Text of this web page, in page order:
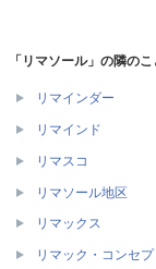
「リマソール」の隣の
リマインダー
リマインド
リマスコ
リマソール地区
リマックス
リマック・コンセ